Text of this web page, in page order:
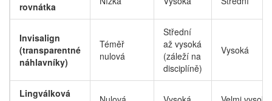
rovnátka
Invisalign
(transparentné
náhlavníky)
Téměř
nulová
Střední
až vysoká
(záleží na
disciplíně)
Vysoká
Lingválková